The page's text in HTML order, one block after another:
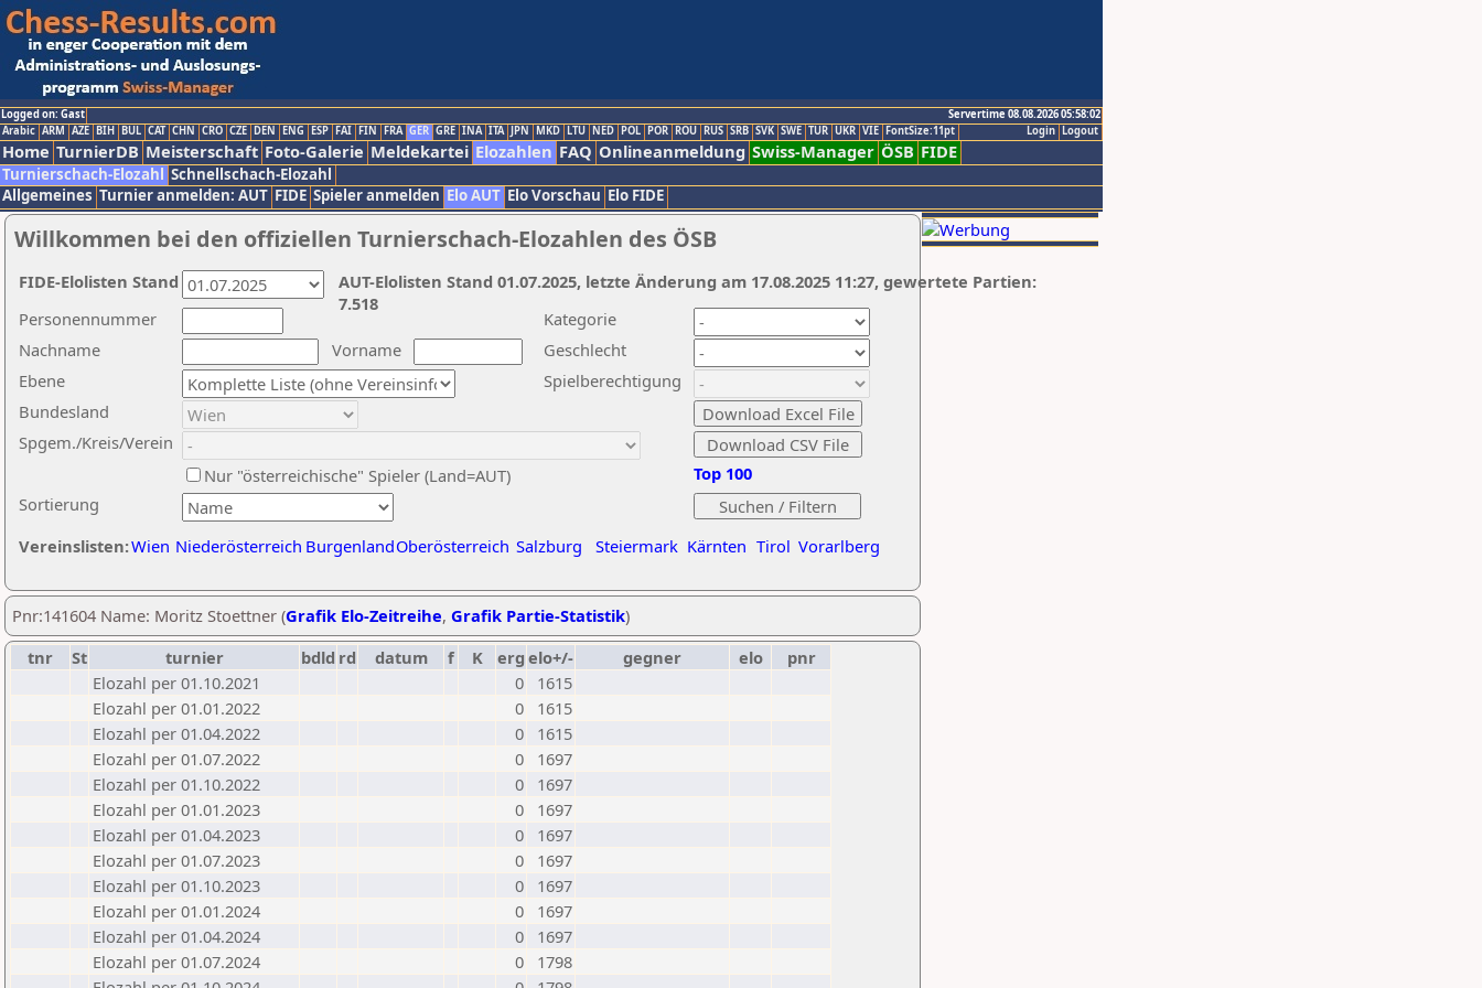
Logged on: Gast
Servertime 08.08.2026 05:58:02
Logout
Login
Arabic ARM AZE BIH BUL CAT CHN CRO CZE DEN ENG ESP FAI FIN FRA GER GRE INA ITA JPN MKD LTU NED POL POR ROU RUS SRB SVK SWE TUR UKR VIE FontSize:11pt
Home TurnierDB Meisterschaft Foto-Galerie Meldekartei Elozahlen FAQ Onlineanmeldung Swiss-Manager ÖSB FIDE
Turnierschach-Elozahl Schnellschach-Elozahl
Allgemeines Turnier anmelden: AUT FIDE Spieler anmelden Elo AUT Elo Vorschau Elo FIDE
Willkommen bei den offiziellen Turnierschach-Elozahlen des ÖSB
Nachname
Vorname
Ebene
Kategorie
Sortierung
Personennummer
Bundesland
Spgem./Kreis/Verein
Geschlecht
Nur "österreichische" Spieler (Land=AUT)
Spielberechtigung
Vereinslisten:Wien Niederösterreich BurgenlandOberösterreich Salzburg Steiermark Kärnten Tirol Vorarlberg
Top 100
AUT-Elolisten Stand 01.07.2025, letzte Änderung am 17.08.2025 11:27, gewertete Partien:
7.518
FIDE-Elolisten Stand
Pnr:141604 Name: Moritz Stoettner (Grafik Elo-Zeitreihe, Grafik Partie-Statistik)
tnr
St turnier bdld rd datum f K erg elo+/- gegner elo
pnr
Elozahl per 01.10.2021
0
1615
Elozahl per 01.01.2022
0
1615
Elozahl per 01.04.2022
0
1615
Elozahl per 01.07.2022
0
1697
Elozahl per 01.10.2022
0
1697
Elozahl per 01.01.2023
0
1697
Elozahl per 01.04.2023
0
1697
Elozahl per 01.07.2023
0
1697
Elozahl per 01.10.2023
0
1697
Elozahl per 01.01.2024
0
1697
Elozahl per 01.04.2024
0
1697
Elozahl per 01.07.2024
0
1798